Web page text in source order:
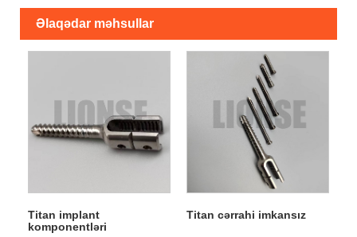
Əlaqədar məhsullar
Titan implant
komponentləri
Titan cərrahi imkansız